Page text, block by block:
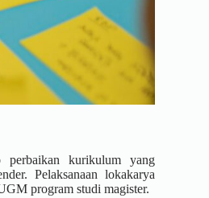
kurikulum yang
Pelaksanaan lokakarya
program studi magister.